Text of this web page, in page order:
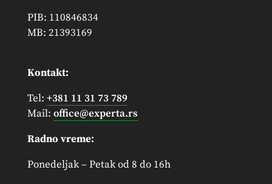
PIB: 110846834
MB: 21393169
Kontakt:
Tel: +381 11 31 73 789
Mail: office@experta.rs
Radno vreme:
Ponedeljak – Petak od 8 do 16h